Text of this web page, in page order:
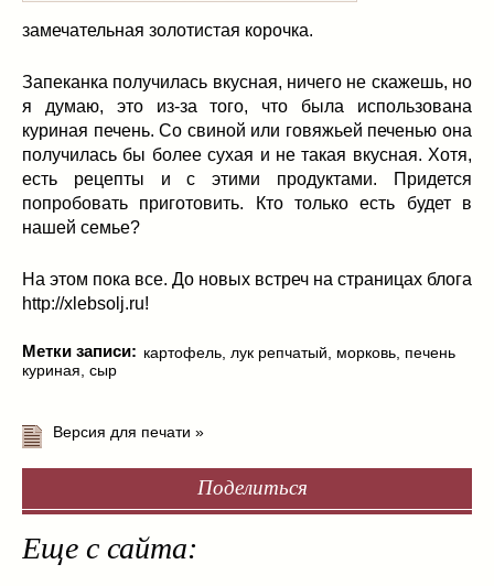
замечательная золотистая корочка.
Запеканка получилась вкусная, ничего не скажешь, но
я думаю, это из-за того, что была использована
куриная печень. Со свиной или говяжьей печенью она
получилась бы более сухая и не такая вкусная. Хотя,
есть рецепты и с этими продуктами. Придется
попробовать приготовить. Кто только есть будет в
нашей семье?
На этом пока все. До новых встреч на страницах блога
http://xlebsolj.ru!
Метки записи: картофель, лук репчатый, морковь, печень
куриная, сыр
Версия для печати »
Поделиться
Еще с сайта: